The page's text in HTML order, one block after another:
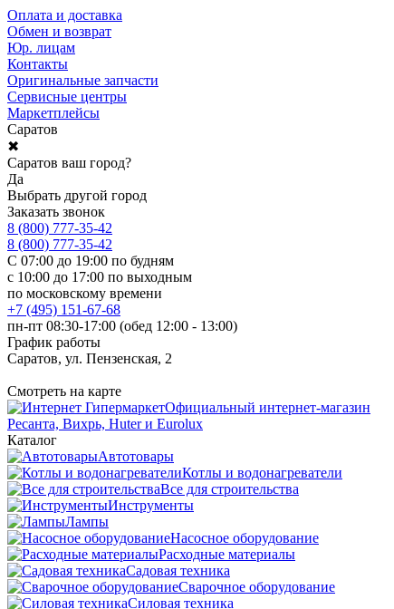
Оплата и доставка
Обмен и возврат
Юр. лицам
Контакты
Оригинальные запчасти
Сервисные центры
Маркетплейсы
Саратов
✖
Саратов ваш город?
Да
Выбрать другой город
Заказать звонок
8 (800) 777-35-42
8 (800) 777-35-42
С 07:00 до 19:00 по будням
с 10:00 до 17:00 по выходным
по московскому времени
+7 (495) 151-67-68
пн-пт 08:30-17:00 (обед 12:00 - 13:00)
График работы
Саратов, ул. Пензенская, 2
Смотреть на карте
Официальный интернет-магазин
Ресанта, Вихрь, Huter и Eurolux
Каталог
Автотовары
Котлы и водонагреватели
Все для строительства
Инструменты
Лампы
Насосное оборудование
Расходные материалы
Садовая техника
Сварочное оборудование
Силовая техника